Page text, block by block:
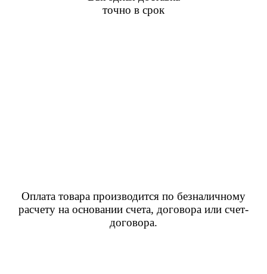
точно в срок
Оплата товара производится по безналичному
расчету на основании счета, договора или счет-
договора.